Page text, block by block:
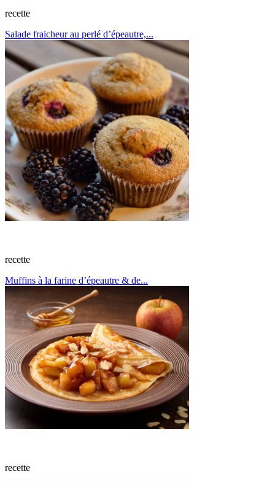
recette
Salade fraicheur au perlé d’épeautre,...
recette
Muffins à la farine d’épeautre & de...
recette